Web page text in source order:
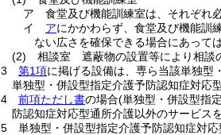
ア
食堂及び機能訓練室は、それぞれ
イ
アにかかわらず、食堂及び機能訓
ない広さを確保できる場合にあって
(2)
相談室 遮蔽物の設置等により相談
3
第1項に掲げる設備は、専ら当該単独型
単独型・併設型指定介護予防認知症対応
4
前項ただし書の場合(単独型・併設型指
防認知症対応型通所介護以外のサービス
5
単独型・併設型指定介護予防認知症対